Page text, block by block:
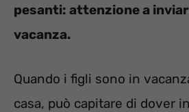
pesanti: attenzione a
vacanza.
Quando i figli sono in
casa, può capitare di dover